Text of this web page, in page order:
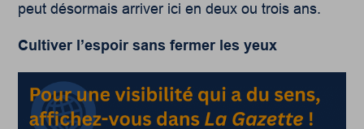
peut désormais arriver ici en deux ou trois ans.
Cultiver l’espoir sans fermer les yeux